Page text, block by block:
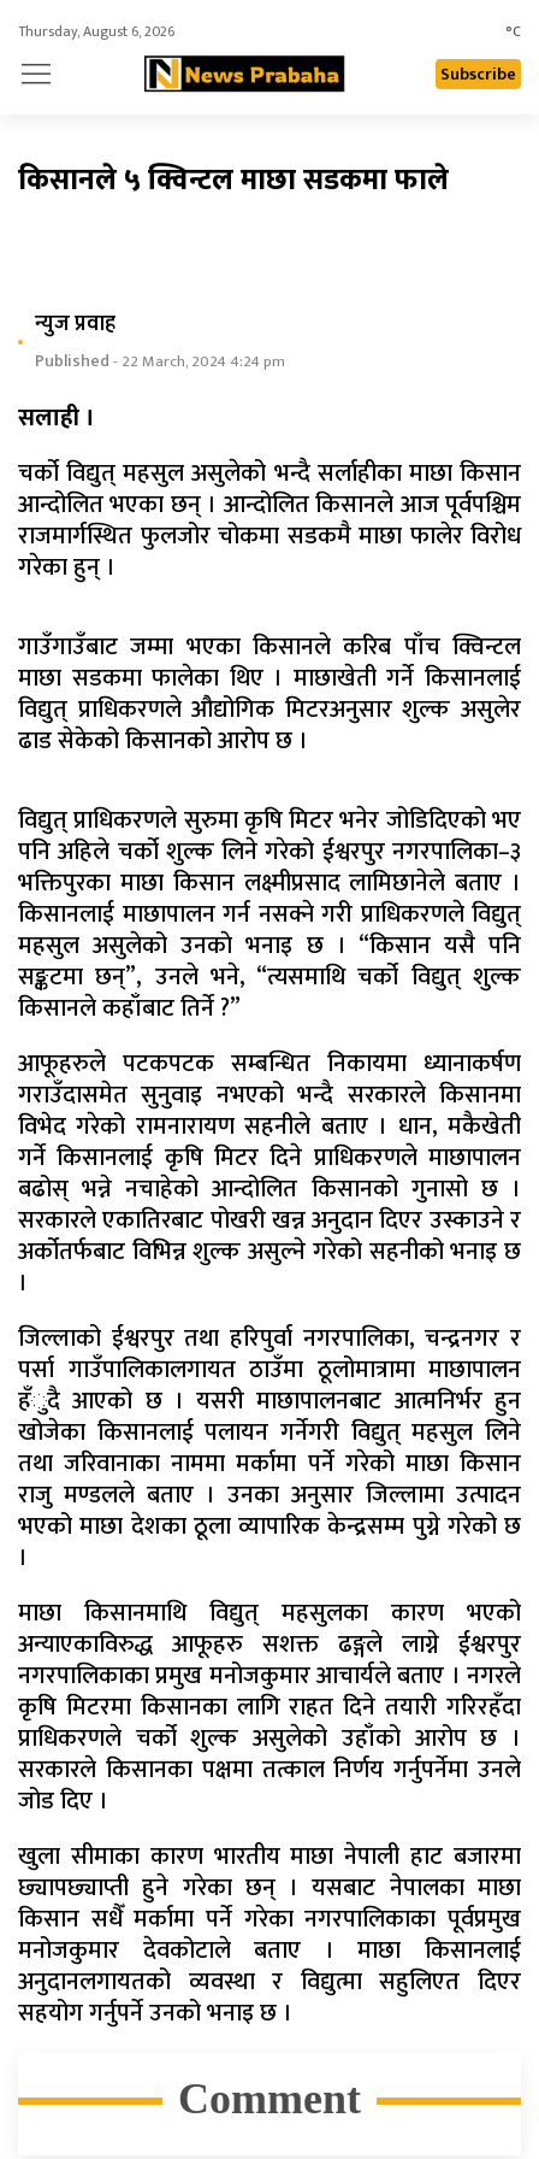
Thursday, August 6, 2026 °C
Subscribe
किसानले ५ क्विन्टल माछा सडकमा फाले
न्युज प्रवाह
Published- 22 March, 2024 4:24 pm
सलाही ।
चर्को विद्युत् महसुल असुलेको भन्दै सर्लाहीका माछा किसान
आन्दोलित भएका छन् । आन्दोलित किसानले आज पूर्वपश्चिम
राजमार्गस्थित फुलजोर चोकमा सडकमै माछा फालेर विरोध
गरेका हुन् ।
गाउँगाउँबाट जम्मा भएका किसानले करिब पाँच क्विन्टल
माछा सडकमा फालेका थिए । माछाखेती गर्ने किसानलाई
विद्युत् प्राधिकरणले औद्योगिक मिटरअनुसार शुल्क असुलेर
ढाड सेकेको किसानको आरोप छ ।
विद्युत् प्राधिकरणले सुरुमा कृषि मिटर भनेर जोडिदिएको भए
पनि अहिले चर्को शुल्क लिने गरेको ईश्वरपुर नगरपालिका–३
भक्तिपुरका माछा किसान लक्ष्मीप्रसाद लामिछानेले बताए ।
किसानलाई माछापालन गर्न नसक्ने गरी प्राधिकरणले विद्युत्
महसुल असुलेको उनकाे भनाइ छ । “किसान यसै पनि
सङ्कटमा छन्”, उनले भने, “त्यसमाथि चर्को विद्युत् शुल्क
किसानले कहाँबाट तिर्ने ?”
आफूहरुले पटकपटक सम्बन्धित निकायमा ध्यानाकर्षण
गराउँदासमेत सुनुवाइ नभएको भन्दै सरकारले किसानमा
विभेद गरेको रामनारायण सहनीले बताए । धान, मकैखेती
गर्ने किसानलाई कृषि मिटर दिने प्राधिकरणले माछापालन
बढोस् भन्ने नचाहेको आन्दोलित किसानको गुनासो छ ।
सरकारले एकातिरबाट पोखरी खन्न अनुदान दिएर उस्काउने र
अर्कोतर्फबाट विभिन्न शुल्क असुल्ने गरेको सहनीको भनाइ छ
।
जिल्लाको ईश्वरपुर तथा हरिपुर्वा नगरपालिका, चन्द्रनगर र
पर्सा गाउँपालिकालगायत ठाउँमा ठूलोमात्रामा माछापालन
हँुदै आएको छ । यसरी माछापालनबाट आत्मनिर्भर हुन
खोजेका किसानलाई पलायन गर्नेगरी विद्युत् महसुल लिने
तथा जरिवानाका नाममा मर्कामा पर्ने गरेको माछा किसान
राजु मण्डलले बताए । उनका अनुसार जिल्लामा उत्पादन
भएको माछा देशका ठूला व्यापारिक केन्द्रसम्म पुग्ने गरेको छ
।
माछा किसानमाथि विद्युत् महसुलका कारण भएको
अन्याएकाविरुद्ध आफूहरु सशक्त ढङ्गले लाग्ने ईश्वरपुर
नगरपालिकाका प्रमुख मनोजकुमार आचार्यले बताए । नगरले
कृषि मिटरमा किसानका लागि राहत दिने तयारी गरिरहँदा
प्राधिकरणले चर्को शुल्क असुलेको उहाँको आरोप छ ।
सरकारले किसानका पक्षमा तत्काल निर्णय गर्नुपर्नेमा उनले
जोड दिए ।
खुला सीमाका कारण भारतीय माछा नेपाली हाट बजारमा
छ्यापछ्याप्ती हुने गरेका छन् । यसबाट नेपालका माछा
किसान सधैँ मर्कामा पर्ने गरेका नगरपालिकाका पूर्वप्रमुख
मनोजकुमार देवकोटाले बताए । माछा किसानलाई
अनुदानलगायतको व्यवस्था र विद्युत्मा सहुलिएत दिएर
सहयोग गर्नुपर्ने उनको भनाइ छ ।
Comment